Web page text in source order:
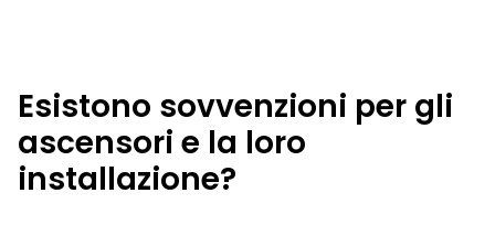
Esistono sovvenzioni per gli
ascensori e la loro
installazione?